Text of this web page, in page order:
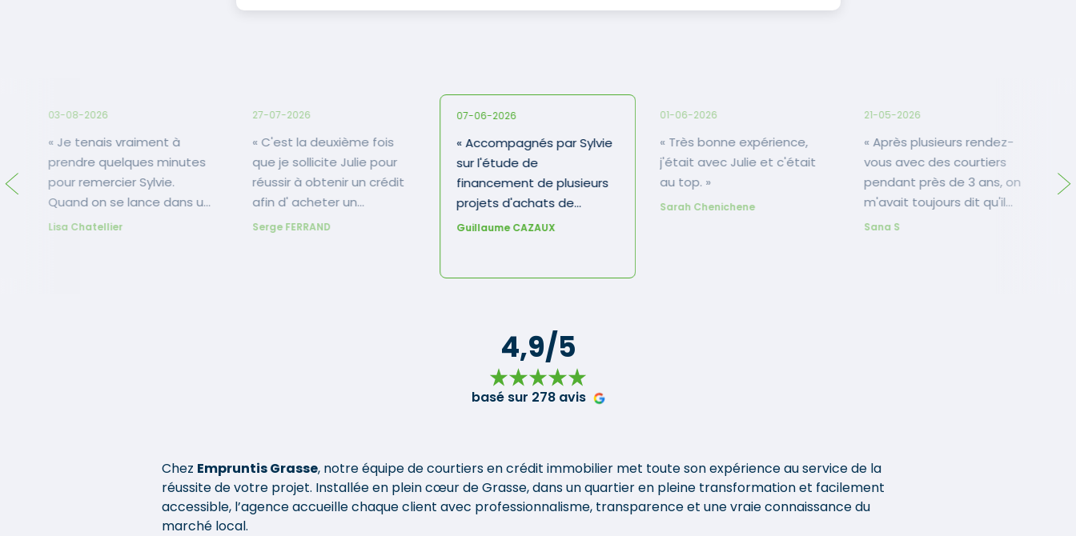
03-08-2026
« Je tenais vraiment à
prendre quelques minutes
pour remercier Sylvie.
Quand on se lance dans un
achat immobilier, il y a
conseil. Elle a pris le temps
de m'expliquer chaque
étape, de répondre à
toutes mes interrogations
Lisa Chatellier
27-07-2026
« C'est la deuxième fois
que je sollicite Julie pour
réussir à obtenir un crédit
afin d' acheter un
appartement en résidence
Serge FERRAND
07-06-2026
« Accompagnés par Sylvie
sur l'étude de
financement de plusieurs
projets d'achats de
maison, puis enfin sur LE
complexe, ficelé d'une
Guillaume CAZAUX
01-06-2026
« Très bonne expérience,
j'était avec Julie et c'était
au top. »
Sarah Chenichene
21-05-2026
« Après plusieurs rendez-
vous avec des courtiers
pendant près de 3 ans, on
m'avait toujours dit qu'il
était impossible pour moi
souhaitions. Que
demander de plus ? Un
immense merci à Céline
Sana S
4,9/5
basé sur 278 avis
Chez Empruntis Grasse, notre équipe de courtiers en crédit immobilier met toute son expérience au service de la
réussite de votre projet. Installée en plein cœur de Grasse, dans un quartier en pleine transformation et facilement
accessible, l’agence accueille chaque client avec professionnalisme, transparence et une vraie connaissance du
marché local.